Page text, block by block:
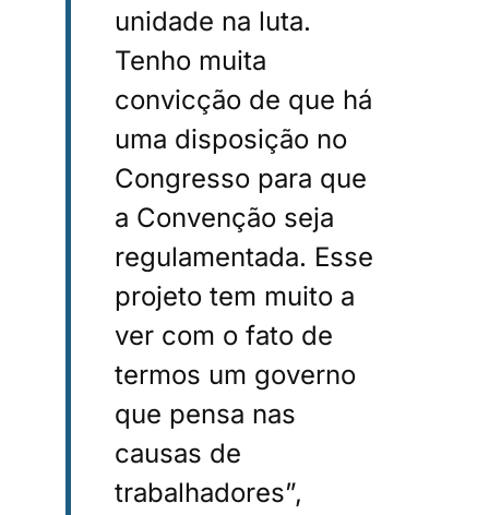
unidade na luta.
Tenho muita
convicção de que há
uma disposição no
Congresso para que
a Convenção seja
regulamentada. Esse
projeto tem muito a
ver com o fato de
termos um governo
que pensa nas
causas de
trabalhadores”,